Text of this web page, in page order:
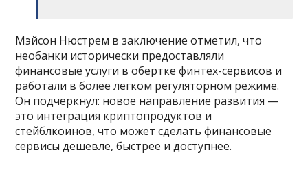
Мэйсон Нюстрем в заключение отметил, что
необанки исторически предоставляли
финансовые услуги в обертке финтех-сервисов и
работали в более легком регуляторном режиме.
Он подчеркнул: новое направление развития —
это интеграция криптопродуктов и
стейблкоинов, что может сделать финансовые
сервисы дешевле, быстрее и доступнее.